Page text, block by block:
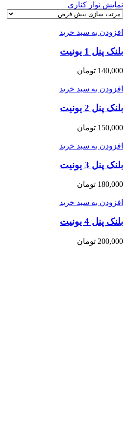
نمایش نوار کناری
افزودن به سبد خرید
بلنک پنل 1 یونیت
140,000 تومان
افزودن به سبد خرید
بلنک پنل 2 یونیت
150,000 تومان
افزودن به سبد خرید
بلنک پنل 3 یونیت
180,000 تومان
افزودن به سبد خرید
بلنک پنل 4 یونیت
200,000 تومان